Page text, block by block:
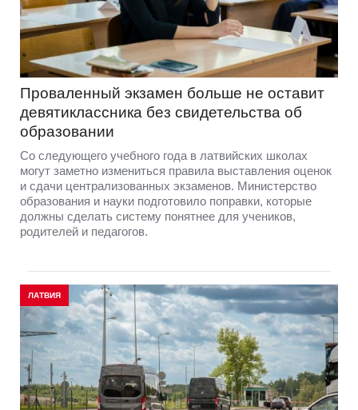
Проваленный экзамен больше не оставит
девятиклассника без свидетельства об
образовании
Со следующего учебного года в латвийских школах
могут заметно измениться правила выставления оценок
и сдачи централизованных экзаменов. Министерство
образования и науки подготовило поправки, которые
должны сделать систему понятнее для учеников,
родителей и педагогов.
ЛАТВИЯ